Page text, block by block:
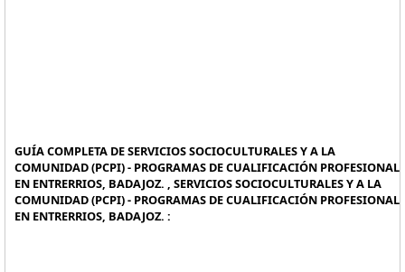
GUÍA COMPLETA DE SERVICIOS SOCIOCULTURALES Y A LA
COMUNIDAD (PCPI) - PROGRAMAS DE CUALIFICACIÓN PROFESIONAL
EN ENTRERRIOS, BADAJOZ. , SERVICIOS SOCIOCULTURALES Y A LA
COMUNIDAD (PCPI) - PROGRAMAS DE CUALIFICACIÓN PROFESIONAL
EN ENTRERRIOS, BADAJOZ. :